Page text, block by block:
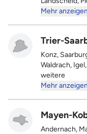
Mehr anzeigen
Trier-
Konz,
Waldrach,
weitere
Mehr anzeigen
Mayen-
Andernach,